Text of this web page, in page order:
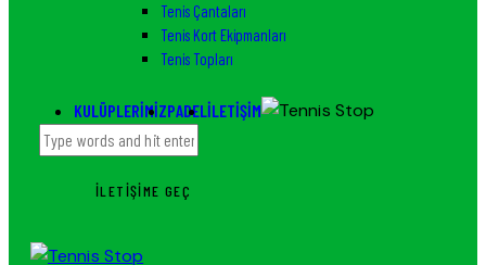
Tenis Çantaları
Tenis Kort Ekipmanları
Tenis Topları
KULÜPLERIMIZPADEL İLETIŞIM
İLETIŞIME GEÇ